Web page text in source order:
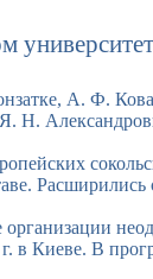
А. Ф.
в Киеве. В